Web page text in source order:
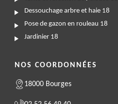
Dessouchage arbre et haie 18
Pose de gazon en rouleau 18
Jardinier 18
NOS COORDONNÉES
18000 Bourges